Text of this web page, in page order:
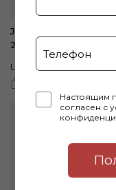
Jacques Lemans
2099F
Цена
89 900 тг.
Настоящим
согласен с